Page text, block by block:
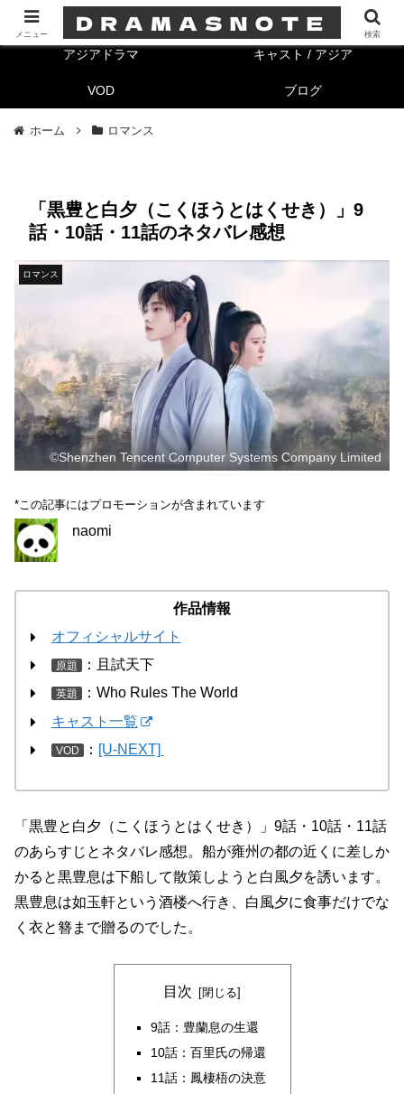
海外ドラマ キャスト/海外
アジアドラマ キャスト / アジア
VOD ブログ
ホーム ロマンス
「黒豊と白夕（こくほうとはくせき）」9
話・10話・11話のネタバレ感想
ロマンス
©Shenzhen Tencent Computer Systems Company Limited
*この記事にはプロモーションが含まれています
naomi
作品情報
オフィシャルサイト
原題 ：且試天下
英題 ：Who Rules The World
キャスト一覧
VOD ： [U-NEXT]
「黒豊と白夕（こくほうとはくせき）」9話・10話・11話
のあらすじとネタバレ感想。船が雍州の都の近くに差しか
かると黒豊息は下船して散策しようと白風夕を誘います。
黒豊息は如玉軒という酒楼へ行き、白風夕に食事だけでな
く衣と簪まで贈るのでした。
目次
9話：豊蘭息の生還
10話：百里氏の帰還
11話：鳳棲梧の決意
メニュー 検索